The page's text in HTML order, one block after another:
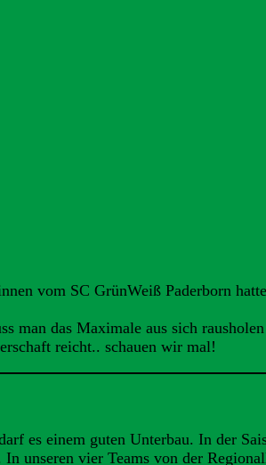
vom SC GrünWeiß Paderborn
man das Maximale aus sich
reicht.. schauen wir mal!
es einem guten Unterbau. In der
unseren vier Teams von der